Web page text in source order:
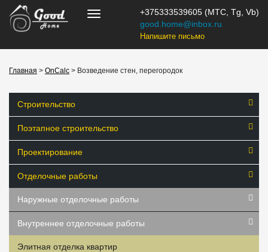
+375333539605 (МТС, Tg, Vb)
good.home@inbox.ru
Напишите письмо
Главная > OnCalc > Возведение стен, перегородок
Строительство
Поэтапное строительство
Проектирование
Отделочные работы
Наружные отделочные работы
Внутреннее отделочные работы
Элитная отделка квартир